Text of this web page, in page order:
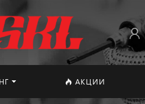
АКЦИИ